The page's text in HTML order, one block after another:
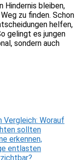
Hindernis bleiben,
zu finden. Schon
helfen,
gelingt es jungen
sondern auch
Vergleich: Worauf
sollten
erkennen,
entlasten